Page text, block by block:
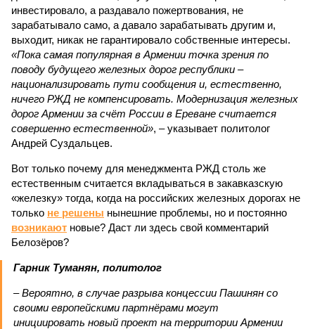
инвестировало, а раздавало пожертвования, не
зарабатывало само, а давало зарабатывать другим и,
выходит, никак не гарантировало собственные интересы.
«Пока самая популярная в Армении точка зрения по
поводу будущего железных дорог рес­публики –
национализировать пути сообщения и, естественно,
ничего РЖД не компенсировать. Модернизация железных
дорог Армении за счёт России в Ереване считается
совершенно естественной», – указывает политолог
Андрей Суздальцев.
Вот только почему для менеджмента РЖД столь же
естественным считается вкладываться в закавказскую
«железку» тогда, когда на российских железных дорогах не
только не решены нынешние проблемы, но и постоянно
возникают новые? Даст ли здесь свой комментарий
Белозёров?
Гарник Туманян, политолог
– Вероятно, в случае разрыва концессии Пашинян со
своими европейскими партнёрами могут
инициировать новый проект на территории Армении